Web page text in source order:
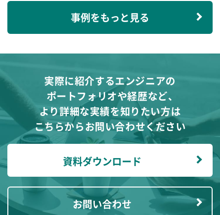
事例をもっと見る
実際に紹介するエンジニアの
ポートフォリオや経歴など、
より詳細な実績を知りたい方は
こちらからお問い合わせください
資料ダウンロード
お問い合わせ